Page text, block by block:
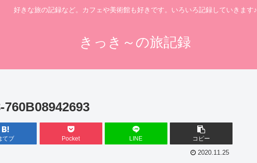
好きな旅の記録など。カフェや美術館も好きです。いろいろ記録していきます♪
きっき～の旅記録
てブ Pocket LINE コピー
2020.11.25